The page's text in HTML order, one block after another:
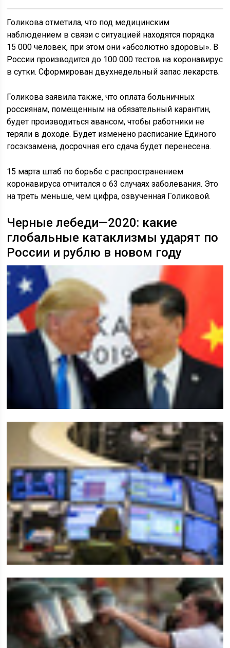
Голикова отметила, что под медицинским
наблюдением в связи с ситуацией находятся порядка
15 000 человек, при этом они «абсолютно здоровы». В
России производится до 100 000 тестов на коронавирус
в сутки. Сформирован двухнедельный запас лекарств.
Голикова заявила также, что оплата больничных
россиянам, помещенным на обязательный карантин,
будет производиться авансом, чтобы работники не
теряли в доходе. Будет изменено расписание Единого
госэкзамена, досрочная его сдача будет перенесена.
15 марта штаб по борьбе с распространением
коронавируса отчитался о 63 случаях заболевания. Это
на треть меньше, чем цифра, озвученная Голиковой.
Черные лебеди—2020: какие
глобальные катаклизмы ударят по
России и рублю в новом году